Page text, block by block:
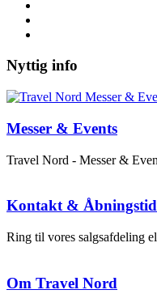
Nyttig info
Messer & Events
Travel Nord - Messer &
Kontakt &
Ring til vores salgsafdeling
Om Travel Nord